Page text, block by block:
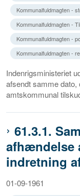
Kommunalfuldmagten -
Kommunalfuldmagten -
Kommunalfuldmagten -
Kommunalfuldmagten -
Indenrigsministeriet
afsendt samme dato,
amtskommunal
61.3.1.
afhændelse
indretning
01-09-1961